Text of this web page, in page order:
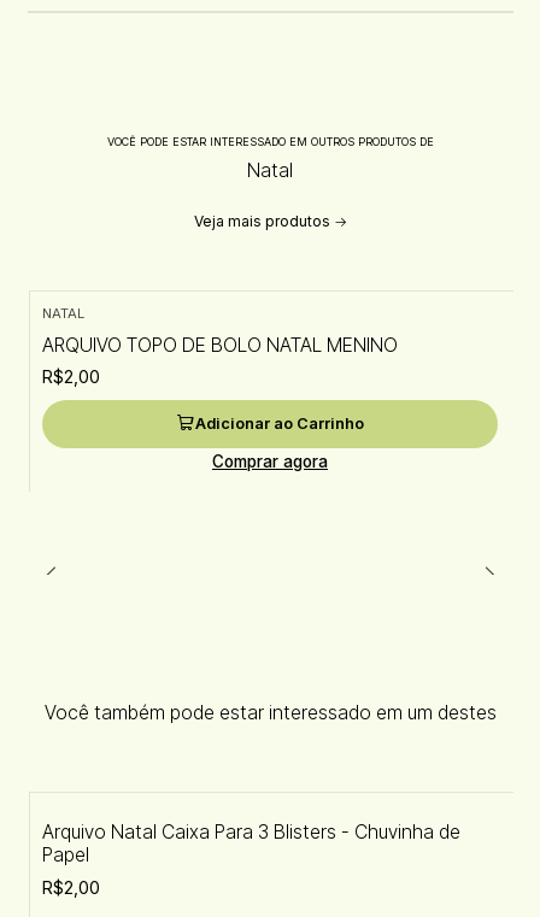
VOCÊ PODE ESTAR INTERESSADO EM OUTROS PRODUTOS DE
Natal
Veja mais produtos
NATAL
ARQUIVO TOPO DE BOLO NATAL MENINO
R$2,00
Adicionar ao Carrinho
Comprar agora
Você também pode estar interessado em um destes
Arquivo Natal Caixa Para 3 Blisters - Chuvinha de
Papel
R$2,00